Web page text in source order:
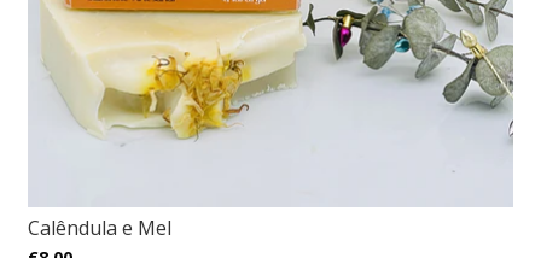
Calêndula e Mel